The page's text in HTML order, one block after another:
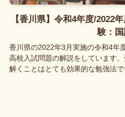
【香川県】令和4年度/2022
験：
香川県の2022年3月実施の令和4年
高校入試問題の解説をしています
解くことはとても効果的な勉強法で